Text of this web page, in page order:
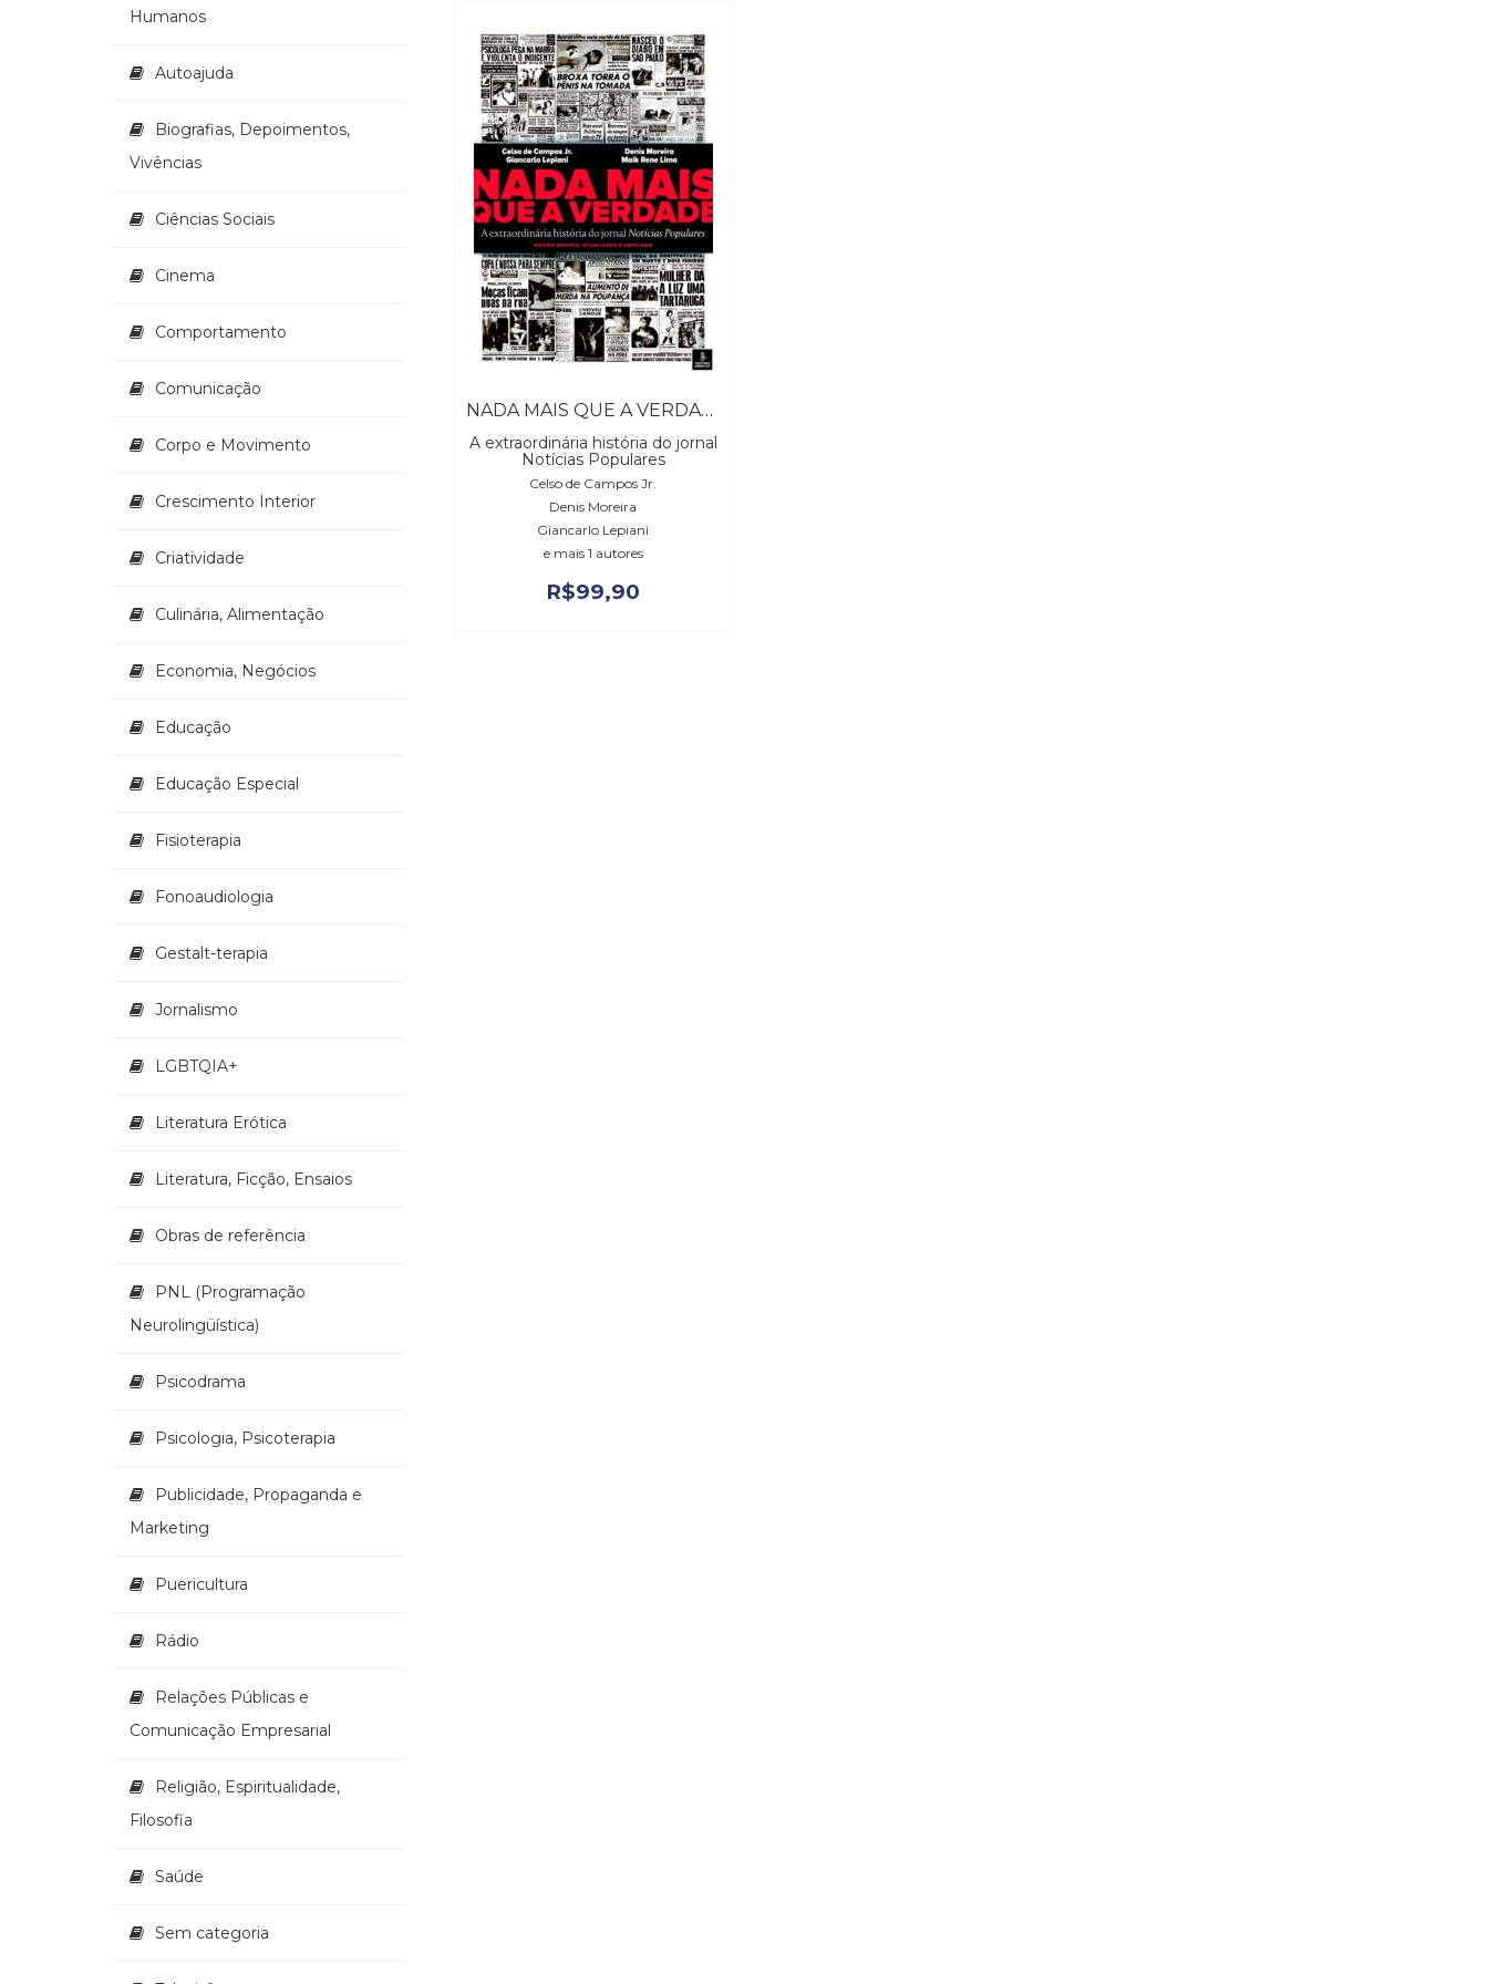
NADA MAIS QUE A VERDADE
A extraordinária história do jornal
Notícias Populares
Celso de Campos Jr.
Denis Moreira
Giancarlo Lepiani
e mais 1 autores
R$99,90
Humanos
Autoajuda
Biografias, Depoimentos,
Vivências
Ciências Sociais
Cinema
Comportamento
Comunicação
Corpo e Movimento
Crescimento Interior
Criatividade
Culinária, Alimentação
Economia, Negócios
Educação
Educação Especial
Fisioterapia
Fonoaudiologia
Gestalt-terapia
Jornalismo
LGBTQIA+
Literatura Erótica
Literatura, Ficção, Ensaios
Obras de referência
PNL (Programação
Neurolingüística)
Psicodrama
Psicologia, Psicoterapia
Publicidade, Propaganda e
Marketing
Puericultura
Rádio
Relações Públicas e
Comunicação Empresarial
Religião, Espiritualidade,
Filosofia
Saúde
Sem categoria